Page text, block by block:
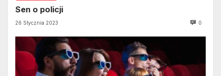
Sen o policji
26 Stycznia 2023 0